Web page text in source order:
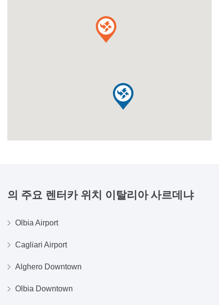
의 주요 렌터카 위치 이탈리아 사르데냐
Olbia Airport
Cagliari Airport
Alghero Downtown
Olbia Downtown